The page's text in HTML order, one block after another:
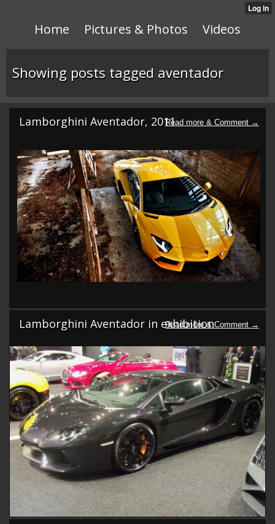
Home Pictures & Photos Videos
Showing posts tagged aventador
Lamborghini Aventador, 2011
Lamborghini Aventador in exhibition